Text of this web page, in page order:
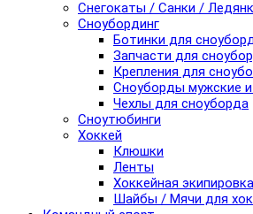
Снегокаты / Санки /
Сноубординг
Ботинки для
Запчасти для
Крепления для
Сноуборды мужские
Чехлы для сноуборда
Сноутюбинги
Хоккей
Клюшки
Ленты
Хоккейная экипировка
Шайбы / Мячи для